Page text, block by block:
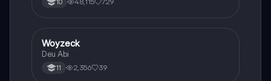
10
Deutsch
Woyzeck
Deu Abi
11 2,356 39